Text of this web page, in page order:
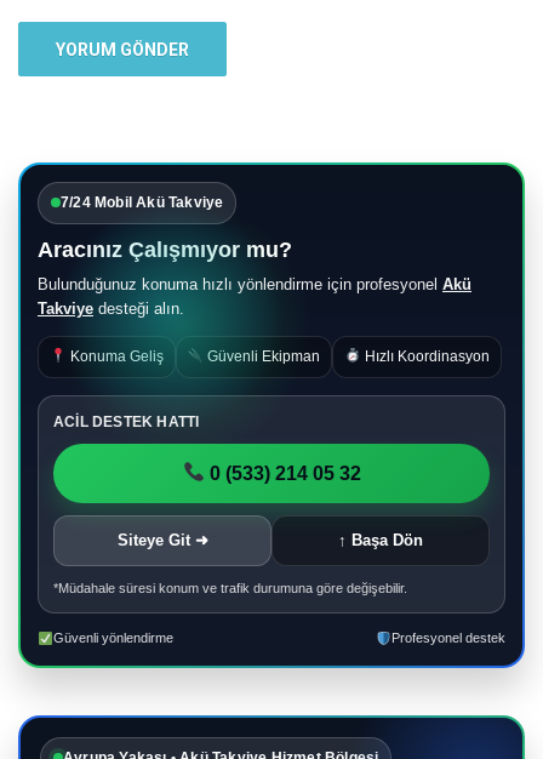
7/24 Mobil Akü Takviye
Aracınız Çalışmıyor mu?
Bulunduğunuz konuma hızlı yönlendirme için profesyonel Akü
Takviye desteği alın.
Konuma Geliş Güvenli Ekipman Hızlı Koordinasyon
ACİL DESTEK HATTI
0 (533) 214 05 32
Siteye Git ➜ ↑ Başa Dön
*Müdahale süresi konum ve trafik durumuna göre değişebilir.
Güvenli yönlendirme Profesyonel destek